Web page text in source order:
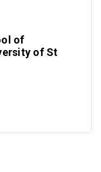
of
of St